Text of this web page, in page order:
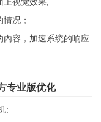
上视觉效果;
况；
內容，加速系统的响应
专业版优化
;